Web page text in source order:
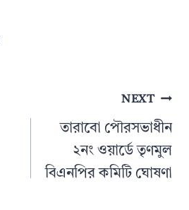
NEXT
তারাবো পৌরসভাধীন
২নং ওয়ার্ডে তৃণমুল
বিএনপির কমিটি ঘোষণা